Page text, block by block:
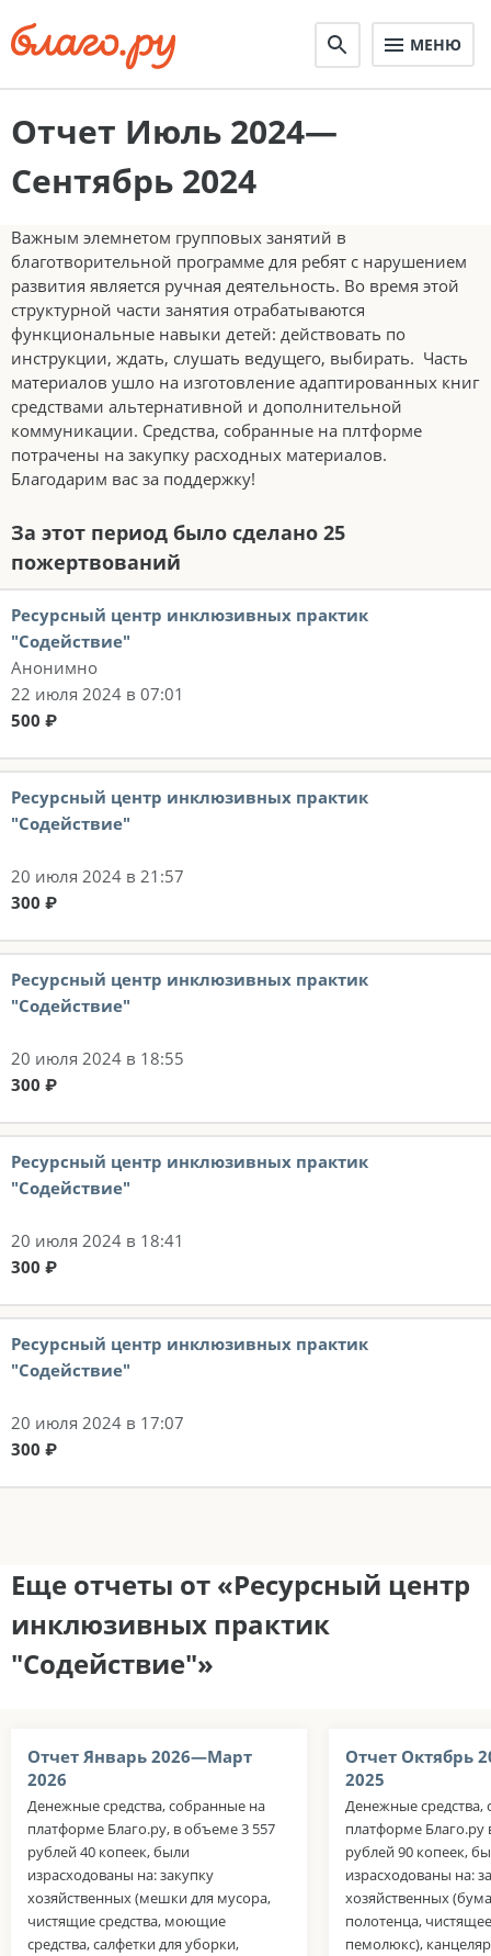
МЕНЮ
Отчет Июль 2024—
Сентябрь 2024
Важным элемнетом групповых занятий в
благотворительной программе для ребят с нарушением
развития является ручная деятельность. Во время этой
структурной части занятия отрабатываются
функциональные навыки детей: действовать по
инструкции, ждать, слушать ведущего, выбирать. Часть
материалов ушло на изготовление адаптированных книг
средствами альтернативной и дополнительной
коммуникации. Средства, собранные на плтформе
потрачены на закупку расходных материалов.
Благодарим вас за поддержку!
За этот период было сделано 25
пожертвований
Ресурсный центр инклюзивных практик
"Содействие"
Анонимно
22 июля 2024 в 07:01
500 ₽
Ресурсный центр инклюзивных практик
"Содействие"
20 июля 2024 в 21:57
300 ₽
Ресурсный центр инклюзивных практик
"Содействие"
20 июля 2024 в 18:55
300 ₽
Ресурсный центр инклюзивных практик
"Содействие"
20 июля 2024 в 18:41
300 ₽
Ресурсный центр инклюзивных практик
"Содействие"
20 июля 2024 в 17:07
300 ₽
Еще отчеты от «Ресурсный центр
инклюзивных практик
"Содействие"»
Отчет Январь 2026—Март
2026
Денежные средства, собранные на
платформе Благо.ру, в объеме 3 557
рублей 40 копеек, были
израсходованы на: закупку
хозяйственных (мешки для мусора,
чистящие средства, моющие
средства, салфетки для уборки,
Отчет Октябрь
2025
Денежные средства,
платформе Благо.ру
рублей 90 копеек,
израсходованы на:
хозяйственных
полотенца,
пемолюкс),